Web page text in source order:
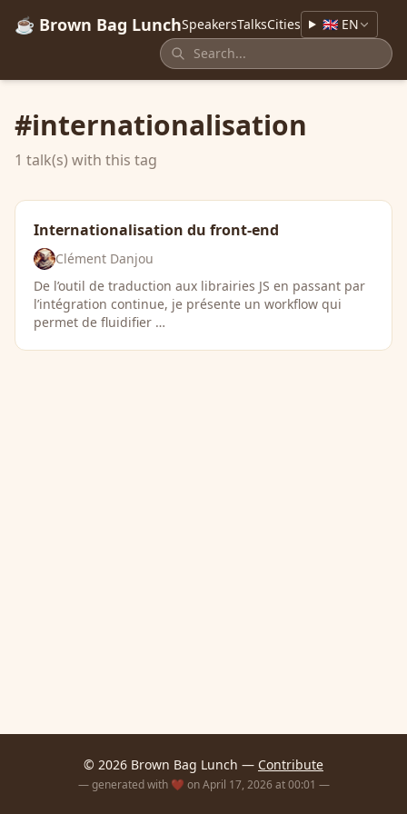
☕ Brown Bag LunchSpeakersTalksCities 🇬🇧 EN
#internationalisation
1 talk(s) with this tag
Internationalisation du front-end
Clément Danjou
De l’outil de traduction aux librairies JS en passant par
l’intégration continue, je présente un workflow qui
permet de fluidifier …
© 2026 Brown Bag Lunch — Contribute
— generated with ❤️ on April 17, 2026 at 00:01 —